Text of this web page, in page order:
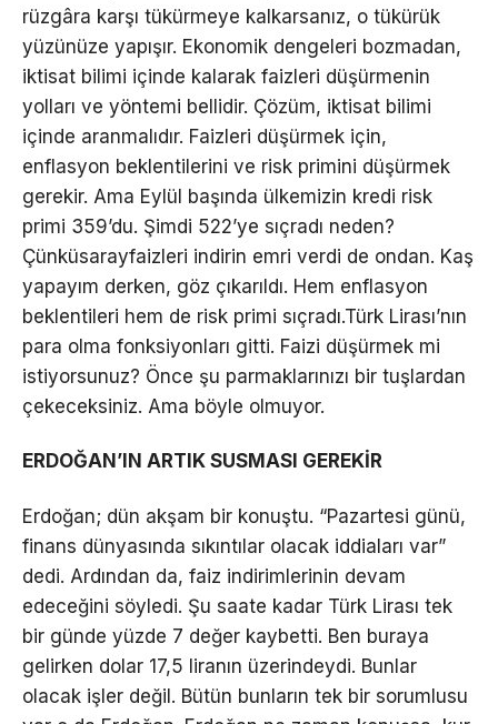
rüzgâra karşı tükürmeye kalkarsanız, o tükürük
yüzünüze yapışır. Ekonomik dengeleri bozmadan,
iktisat bilimi içinde kalarak faizleri düşürmenin
yolları ve yöntemi bellidir. Çözüm, iktisat bilimi
içinde aranmalıdır. Faizleri düşürmek için,
enflasyon beklentilerini ve risk primini düşürmek
gerekir. Ama Eylül başında ülkemizin kredi risk
primi 359’du. Şimdi 522’ye sıçradı neden?
Çünküsarayfaizleri indirin emri verdi de ondan. Kaş
yapayım derken, göz çıkarıldı. Hem enflasyon
beklentileri hem de risk primi sıçradı.Türk Lirası’nın
para olma fonksiyonları gitti. Faizi düşürmek mi
istiyorsunuz? Önce şu parmaklarınızı bir tuşlardan
çekeceksiniz. Ama böyle olmuyor.
ERDOĞAN’IN ARTIK SUSMASI GEREKİR
Erdoğan; dün akşam bir konuştu. “Pazartesi günü,
finans dünyasında sıkıntılar olacak iddiaları var”
dedi. Ardından da, faiz indirimlerinin devam
edeceğini söyledi. Şu saate kadar Türk Lirası tek
bir günde yüzde 7 değer kaybetti. Ben buraya
gelirken dolar 17,5 liranın üzerindeydi. Bunlar
olacak işler değil. Bütün bunların tek bir sorumlusu